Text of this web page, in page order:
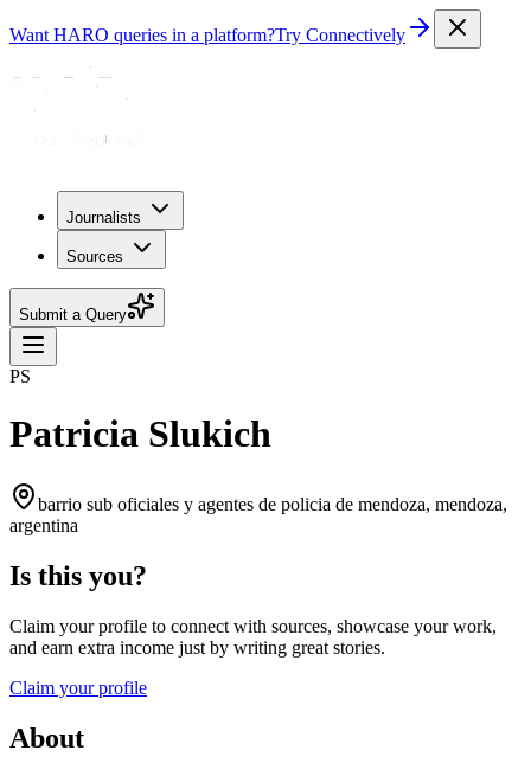
Want HARO queries in a platform?Try Connectively
Journalists
Sources
Submit a Query
PS
Patricia Slukich
barrio sub oficiales y agentes de policia de mendoza, mendoza,
argentina
Is this you?
Claim your profile to connect with sources, showcase your work,
and earn extra income just by writing great stories.
Claim your profile
About